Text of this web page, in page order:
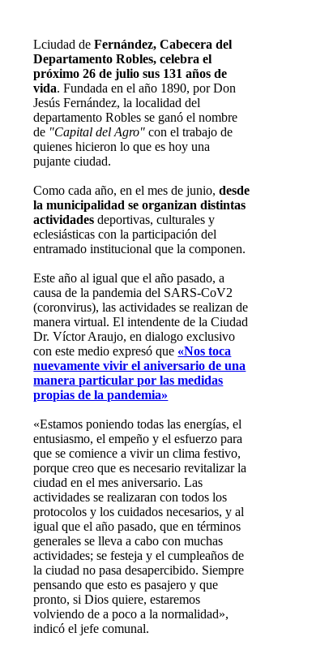
Lciudad deFernández, Cabecera del
Departamento Robles, celebra el
próximo 26 de julio sus 131 años de
vida. Fundada en el año 1890, por Don
Jesús Fernández, la localidad del
departamento Robles se ganó el nombre
de "Capital del Agro"con el trabajo de
quienes hicieron lo que es hoy una
pujante ciudad.
Como cada año, en el mes de junio,desde
la municipalidad se organizan distintas
actividades deportivas, culturales y
eclesiásticas con la participación del
entramado institucional que la componen.
Este año al igual que el año pasado, a
causa de la pandemia del SARS-CoV2
(coronvirus), las actividades se realizan de
manera virtual. El intendente de la Ciudad
Dr. Víctor Araujo, en dialogo exclusivo
con este medio expresó que «Nos toca
nuevamente vivir el aniversario de una
manera particular por las medidas
propias de la pandemia»
«Estamos poniendo todas las energías, el
entusiasmo, el empeño y el esfuerzo para
que se comience a vivir un clima festivo,
porque creo que es necesario revitalizar la
ciudad en el mes aniversario. Las
actividades se realizaran con todos los
protocolos y los cuidados necesarios, y al
igual que el año pasado, que en términos
generales se lleva a cabo con muchas
actividades; se festeja y el cumpleaños de
la ciudad no pasa desapercibido. Siempre
pensando que esto es pasajero y que
pronto, si Dios quiere, estaremos
volviendo de a poco a la normalidad»,
indicó el jefe comunal.